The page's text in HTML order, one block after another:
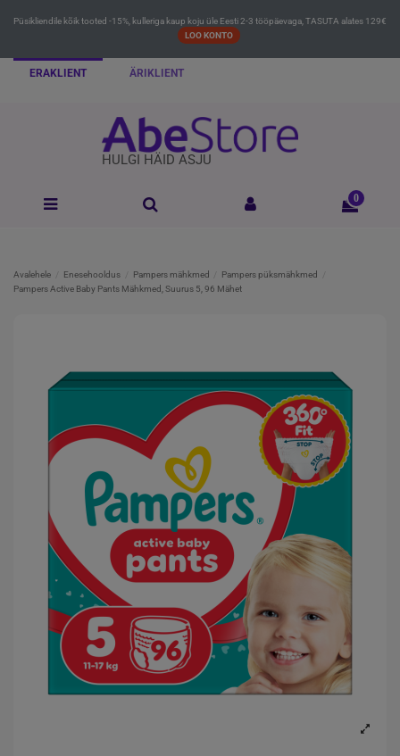
Püsikliendile kõik tooted -15%, kulleriga kaup koju üle Eesti 2-3 tööpäevaga, TASUTA alates 129€
LOO KONTO
ERAKLIENT ÄRIKLIENT
HULGI HÄID ASJU
0
Avalehele Enesehooldus Pampers mähkmed
Pampers püksmähkmed
Pampers Active Baby Pants Mähkmed, Suurus 5, 96 Mähet